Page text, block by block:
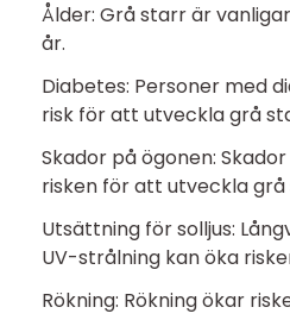
Ålder: Grå starr är
år.
Diabetes: Personer med
risk för att utveckla grå
Skador på ögonen:
risken för att utveckla grå
Utsättning för solljus:
UV-strålning kan öka
Rökning: Rökning ökar